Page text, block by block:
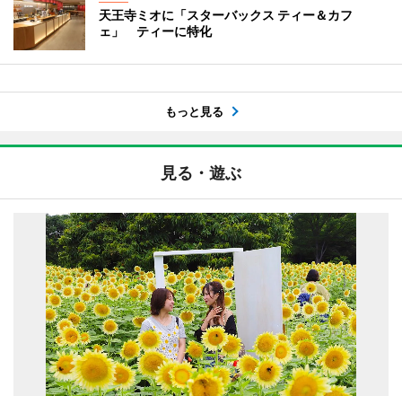
天王寺ミオに「スターバックス ティー＆カフ
ェ」 ティーに特化
もっと見る
見る・遊ぶ